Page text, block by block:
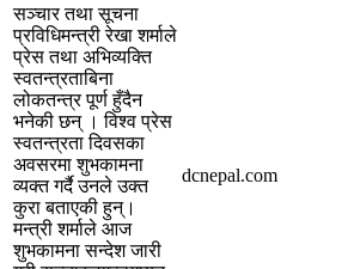
सञ्चार तथा सूचना
प्रविधिमन्त्री रेखा शर्माले
प्रेस तथा अभिव्यक्ति
स्वतन्त्रताबिना
लोकतन्त्र पूर्ण हुँदैन
भनेकी छन् । विश्व प्रेस
स्वतन्त्रता दिवसका
अवसरमा शुभकामना
व्यक्त गर्दै उनले उक्त
कुरा बताएकी हुन्।
मन्त्री शर्माले आज
शुभकामना सन्देश जारी
dcnepal.com